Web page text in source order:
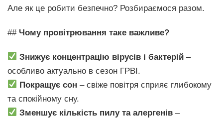
Але як це робити безпечно? Розбираємося разом.
## Чому провітрювання таке важливе?
Знижує концентрацію вірусів і бактерій –
особливо актуально в сезон ГРВІ.
Покращує сон – свіже повітря сприяє глибокому
та спокійному сну.
Зменшує кількість пилу та алергенів –